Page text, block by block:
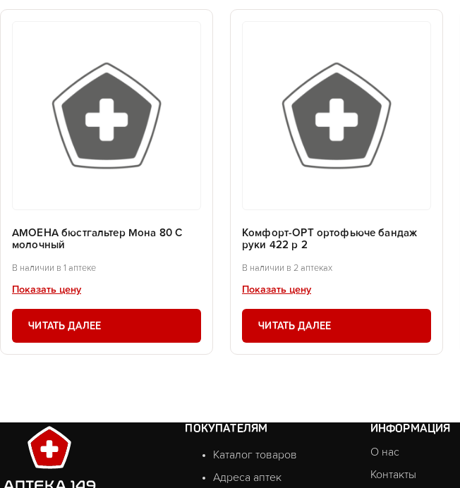
АМОЕНА бюстгальтер Мона 80 С
молочный
В наличии в 1 аптеке
Показать цену
ЧИТАТЬ ДАЛЕЕ
Комфорт-ОРТ ортофьюче бандаж
руки 422 р 2
В наличии в 2 аптеках
Показать цену
ЧИТАТЬ ДАЛЕЕ
ПОКУПАТЕЛЯМ
Каталог товаров
Адреса аптек
ИНФОРМАЦИЯ
О нас
Контакты